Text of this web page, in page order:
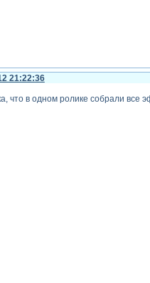
21:22:36
что в одном ролике собрали все